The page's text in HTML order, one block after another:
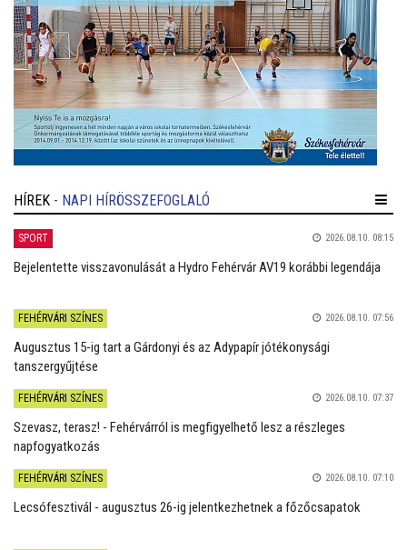
HÍREK - NAPI HÍRÖSSZEFOGLALÓ
SPORT 2026.08.10. 08:15
Bejelentette visszavonulását a Hydro Fehérvár AV19 korábbi legendája
FEHÉRVÁRI SZÍNES 2026.08.10. 07:56
Augusztus 15-ig tart a Gárdonyi és az Adypapír jótékonysági
tanszergyűjtése
FEHÉRVÁRI SZÍNES 2026.08.10. 07:37
Szevasz, terasz! - Fehérvárról is megfigyelhető lesz a részleges
napfogyatkozás
FEHÉRVÁRI SZÍNES 2026.08.10. 07:10
Lecsófesztivál - augusztus 26-ig jelentkezhetnek a főzőcsapatok